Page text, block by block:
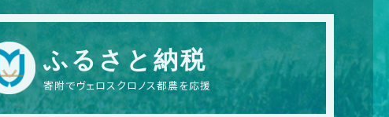
ふるさと納税
寄附でヴェロスクロノス都農を応援